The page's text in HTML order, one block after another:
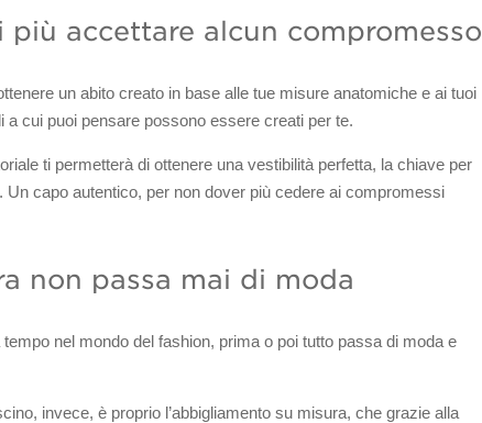
più accettare alcun compromesso
un abito creato in base alle tue misure anatomiche e ai tuoi
a cui puoi pensare possono essere creati per te.
ti permetterà di ottenere una vestibilità perfetta, la chiave per
capo autentico, per non dover più cedere ai compromessi
non passa mai di moda
nel mondo del fashion, prima o poi tutto passa di moda e
invece, è proprio l’abbigliamento su misura, che grazie alla